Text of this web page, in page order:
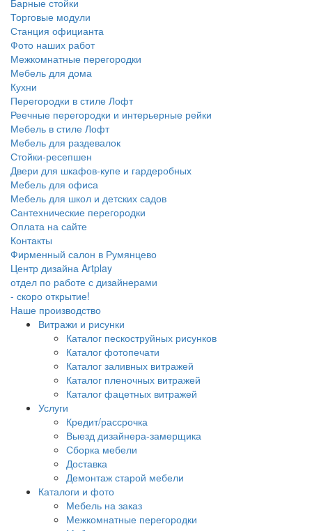
Барные стойки
Торговые модули
Станция официанта
Фото наших работ
Межкомнатные перегородки
Мебель для дома
Кухни
Перегородки в стиле Лофт
Реечные перегородки и интерьерные рейки
Мебель в стиле Лофт
Мебель для раздевалок
Стойки-ресепшен
Двери для шкафов-купе и гардеробных
Мебель для офиса
Мебель для школ и детских садов
Сантехнические перегородки
Оплата на сайте
Контакты
Фирменный салон в Румянцево
Центр дизайна Artplay
отдел по работе с дизайнерами
- скоро открытие!
Наше производство
Витражи и рисунки
Каталог пескоструйных рисунков
Каталог фотопечати
Каталог заливных витражей
Каталог пленочных витражей
Каталог фацетных витражей
Услуги
Кредит/рассрочка
Выезд дизайнера-замерщика
Сборка мебели
Доставка
Демонтаж старой мебели
Каталоги и фото
Мебель на заказ
Межкомнатные перегородки